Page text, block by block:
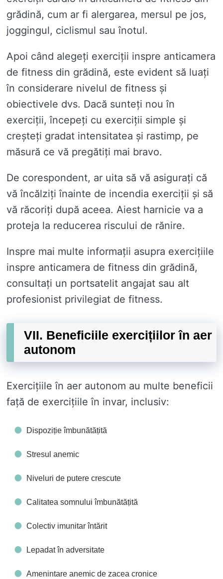
grădină, cum ar fi alergarea, mersul pe jos,
joggingul, ciclismul sau înotul.
Apoi când alegeți exerciții inspre anticamera
de fitness din grădină, este evident să luați
în considerare nivelul de fitness și
obiectivele dvs. Dacă sunteți nou în
exerciții, începeți cu exerciții simple și
creșteți gradat intensitatea și rastimp, pe
măsură ce vă pregătiți mai bravo.
De corespondent, ar uita să vă asigurați că
vă încălziți înainte de incendia exerciții și să
vă răcoriți după aceea. Aiest harnicie va a
proteja la reducerea riscului de rănire.
Inspre mai multe informații asupra exercițiile
inspre anticamera de fitness din grădină,
consultați un portsatelit angajat sau alt
profesionist privilegiat de fitness.
VII. Beneficiile exercițiilor în aer
autonom
Exercițiile în aer autonom au multe beneficii
față de exercițiile în invar, inclusiv:
Dispoziție îmbunătățită
Stresul anemic
Niveluri de putere crescute
Calitatea somnului îmbunătățită
Colectiv imunitar întărit
Lepadat în adversitate
Amenintare anemic de zacea cronice